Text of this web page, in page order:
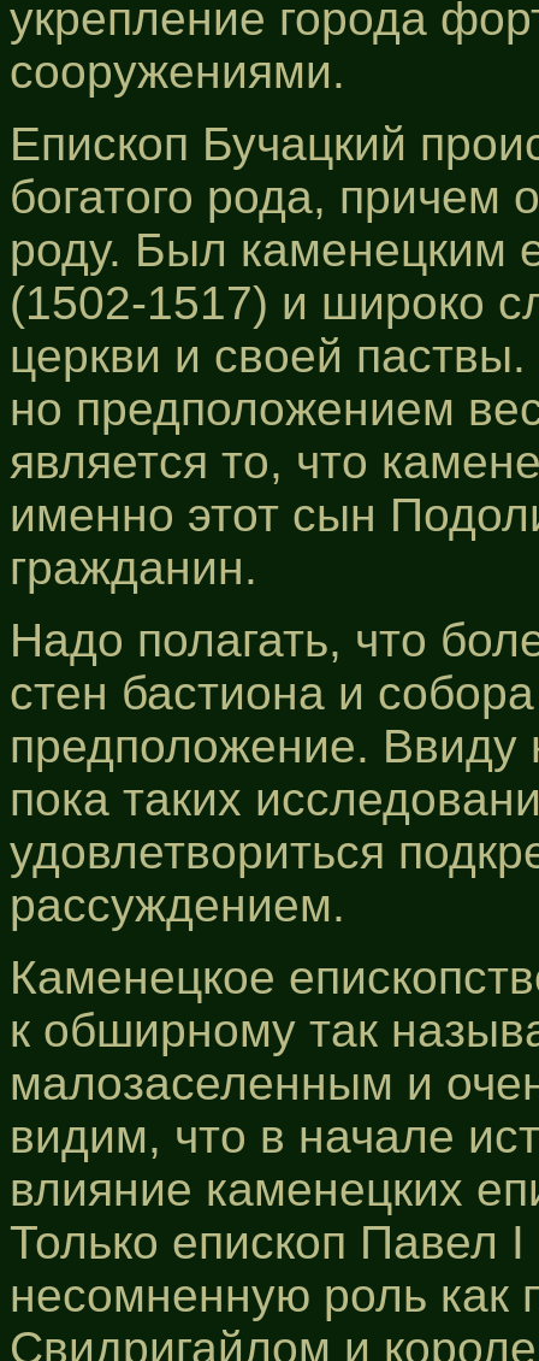
укрепление города
сооружениями.
Епископ Бучацкий
богатого рода,
роду. Был каменецким
(1502-1517) и широко
церкви и своей
но предположением
является то, что
именно этот сын
гражданин.
Надо полагать, что
стен бастиона и
предположение. Ввиду
пока таких
удовлетвориться
рассуждением.
Каменецкое
к обширному так
малозаселенным и
видим, что в начале
влияние каменецких
Только епископ Павел
несомненную роль как
Свидригайлом и